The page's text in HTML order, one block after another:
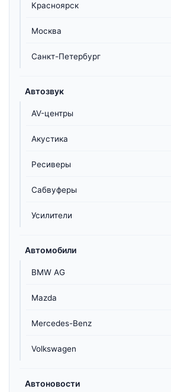
Красноярск
Москва
Санкт-Петербург
Автозвук
AV-центры
Акустика
Ресиверы
Сабвуферы
Усилители
Автомобили
BMW AG
Mazda
Mercedes-Benz
Volkswagen
Автоновости